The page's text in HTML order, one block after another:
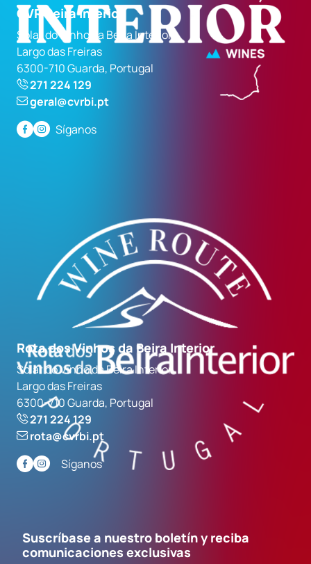
CVR Beira Interior
Solar do Vinho da Beira Interior
Largo das Freiras
6300-710 Guarda, Portugal
271 224 129
geral@cvrbi.pt
Síganos
Rota dos Vinhos da Beira Interior
Solar do Vinho da Beira Interior
Largo das Freiras
6300-710 Guarda, Portugal
271 224 129
rota@cvrbi.pt
Síganos
Suscríbase a nuestro boletín y reciba
comunicaciones exclusivas